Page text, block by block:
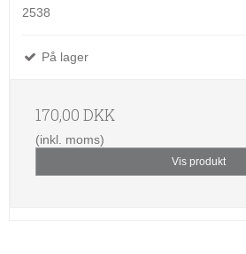
2538
På lager
170,00 DKK
(inkl. moms)
Vis produkt